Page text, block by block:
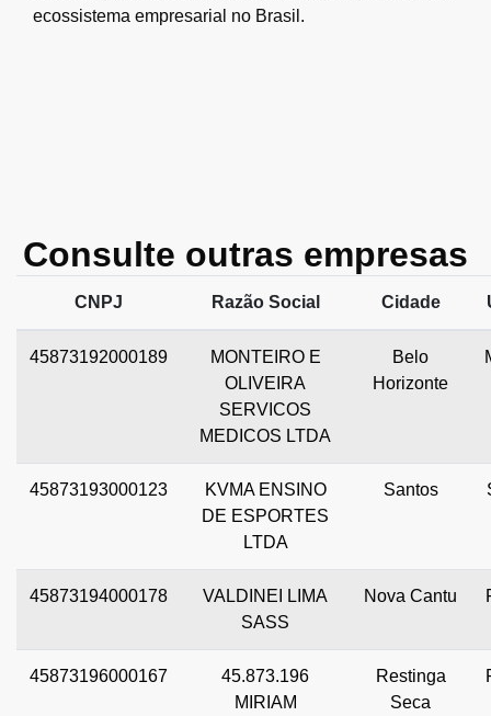
ecossistema empresarial no Brasil.
Consulte outras empresas
CNPJ Razão Social Cidade
45873192000189
MONTEIRO E
OLIVEIRA
SERVICOS
MEDICOS LTDA
Belo
Horizonte
45873193000123
KVMA ENSINO
DE ESPORTES
LTDA
Santos
45873194000178
VALDINEI LIMA
SASS
Nova Cantu
45873196000167
45.873.196
MIRIAM
Restinga
Seca